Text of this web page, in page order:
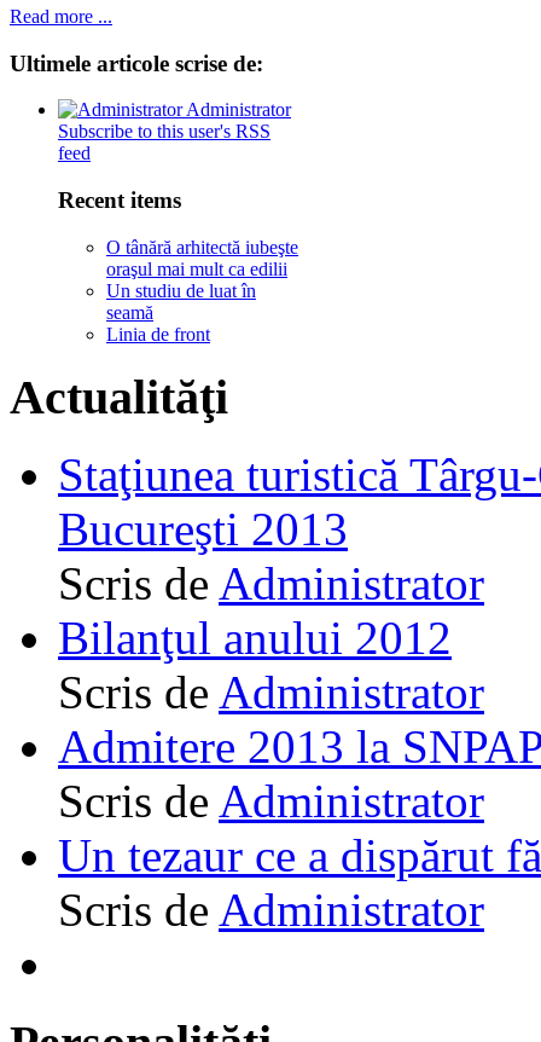
Read more ...
Ultimele articole scrise de:
Administrator
Subscribe to this user's RSS
feed
Recent items
O tânără arhitectă iubeşte
oraşul mai mult ca edilii
Un studiu de luat în
seamă
Linia de front
Actualităţi
Staţiunea turistică
Bucureşti 2013
Scris de Administrator
Bilanţul anului 2012
Scris de Administrator
Admitere 2013 la
Scris de Administrator
Un tezaur ce a dispărut
Scris de Administrator